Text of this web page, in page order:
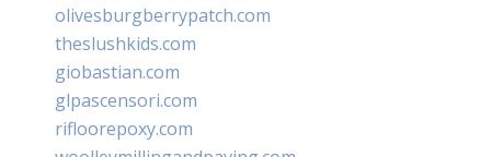
olivesburgberrypatch.com
theslushkids.com
giobastian.com
glpascensori.com
rifloorepoxy.com